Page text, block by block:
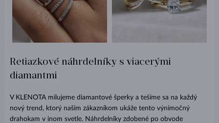
Retiazkové náhrdelníky s viacerými
diamantmi
V KLENOTA milujeme diamantové šperky a tešíme sa na každý
nový trend, ktorý našim zákazníkom ukáže tento výnimočný
drahokam v inom svetle. Náhrdelníky zdobené po obvode